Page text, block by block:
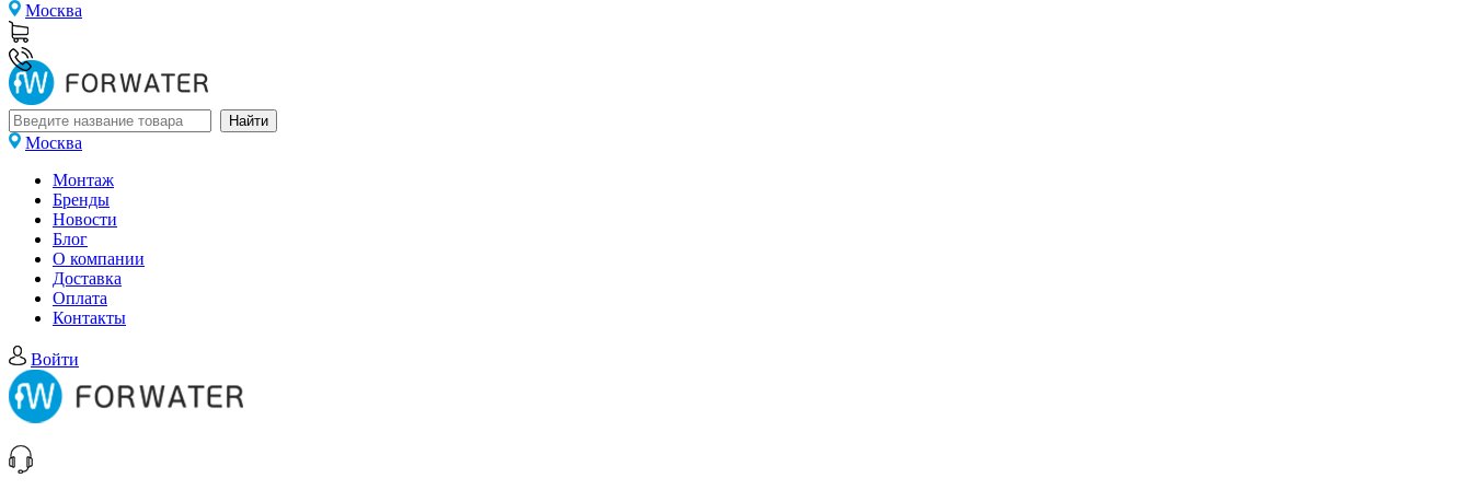
Москва
Москва
Монтаж
Бренды
Новости
Блог
О компании
Доставка
Оплата
Контакты
Войти